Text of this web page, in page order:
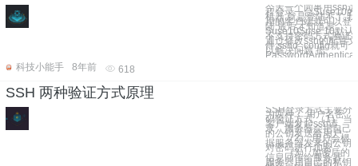
今天一个同事用ssh远
程登录一台Suse10的
机器,就是登陆不了,我
用的客户端就可以登
陆,最后才知道是
Suse10Suse 10默认
不支持密码方式验证.
通过修改ssh的配置文
件 sshd_config就可
以解决问题 把
PasswordAuthenticat
科技小能手
8年前 618
SSH 两种验证方式原理
SSH登录方式主要分
为两种： 用户名密
码验证方式 （1） 当
客户端发起ssh请
求，服务器会把自己
的公钥发送给用户；
（2） 用户会根
据服务器发来的公钥
对密码进行加密；
（3） 加密后的
信息回传给服务器，
服务器用自己的私钥